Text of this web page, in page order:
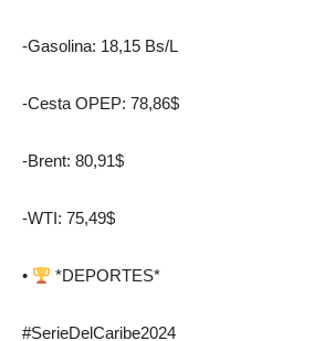
-Gasolina: 18,15 Bs/L
-Cesta OPEP: 78,86$
-Brent: 80,91$
-WTI: 75,49$
• *DEPORTES*
#SerieDelCaribe2024